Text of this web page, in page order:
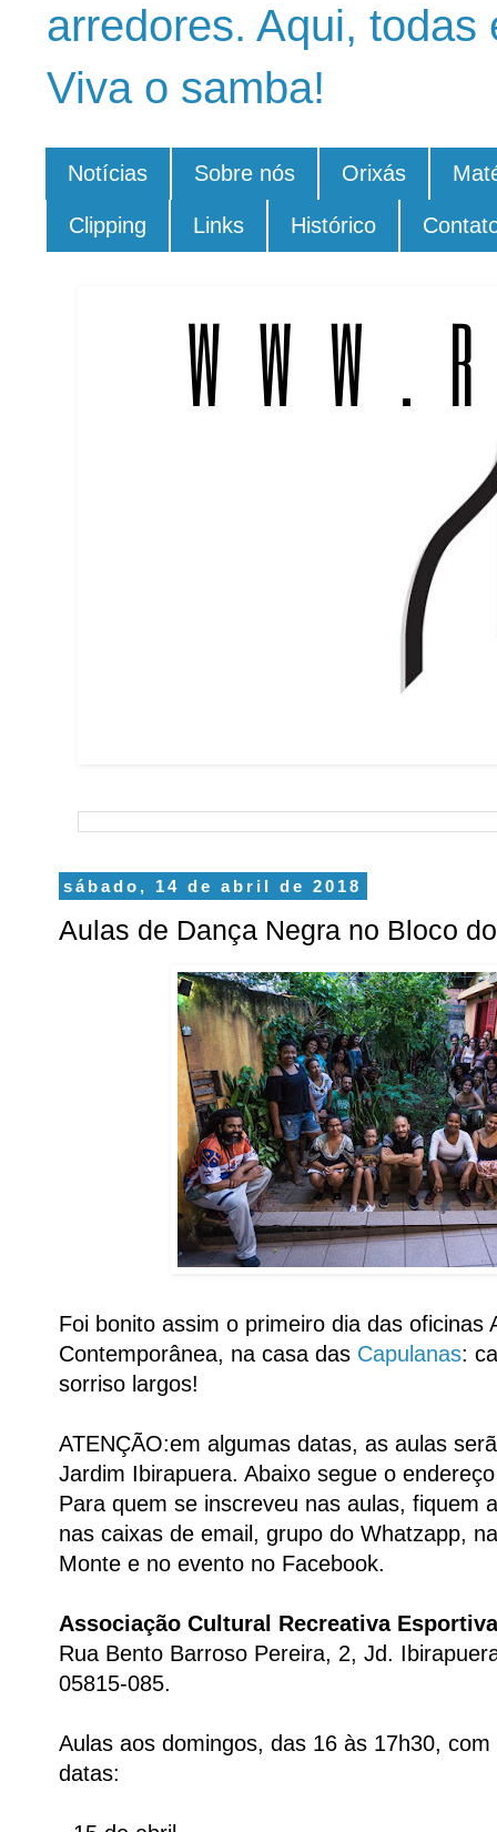
arredores. Aqui,
Viva o samba!
Notícias Sobre nós Orixás
Clipping Links Histórico
sábado, 14 de abril de 2018
Aulas de Dança Negra no Bloco
Foi bonito assim o primeiro dia das oficinas
Contemporânea, na casa das Capulanas:
sorriso largos!
ATENÇÃO:em algumas datas, as aulas
Jardim Ibirapuera. Abaixo segue o
Para quem se inscreveu nas aulas, fiquem
nas caixas de email, grupo do Whatzapp,
Monte e no evento no Facebook.
Associação Cultural Recreativa
Rua Bento Barroso Pereira, 2, Jd.
05815-085.
Aulas aos domingos, das 16 às 17h30,
datas: